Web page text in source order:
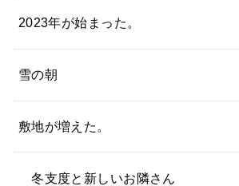
2023年が始まった。
雪の朝
敷地が増えた。
冬支度と新しいお隣さん